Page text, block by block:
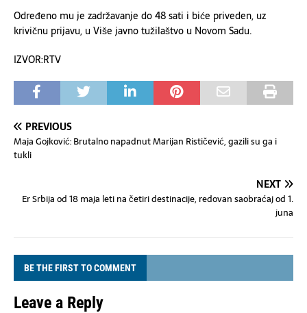
Određeno mu je zadržavanje do 48 sati i biće priveden, uz
krivičnu prijavu, u Više javno tužilaštvo u Novom Sadu.
IZVOR:RTV
PREVIOUS
Maja Gojković: Brutalno napadnut Marijan Rističević, gazili su ga i
tukli
NEXT
Er Srbija od 18 maja leti na četiri destinacije, redovan saobraćaj od 1.
juna
BE THE FIRST TO COMMENT
Leave a Reply